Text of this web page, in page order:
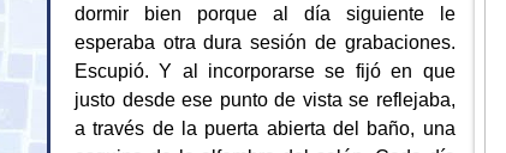
dormir bien porque al día siguiente le
esperaba otra dura sesión de grabaciones.
Escupió. Y al incorporarse se fijó en que
justo desde ese punto de vista se reflejaba,
a través de la puerta abierta del baño, una